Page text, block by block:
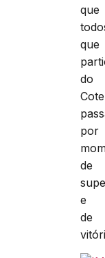
que
que
do
Cote
por
de
e
de